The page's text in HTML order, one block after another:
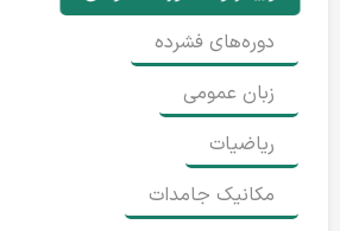
دوره‌های فشرده
زبان عمومی
ریاضیات
مکانیک جامدات